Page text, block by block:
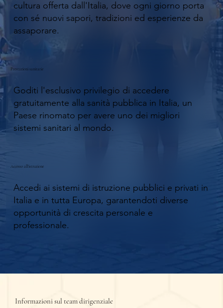
cultura offerta dall'Italia, dove ogni giorno porta
con sé nuovi sapori, tradizioni ed esperienze da
assaporare.
Prestazioni sanitarie
Goditi l'esclusivo privilegio di accedere
gratuitamente alla sanità pubblica in Italia, un
Paese rinomato per avere uno dei migliori
sistemi sanitari al mondo.
Accesso all'istruzione
Accedi ai sistemi di istruzione pubblici e privati ​​in
Italia e in tutta Europa, garantendoti diverse
opportunità di crescita personale e
professionale.
Informazioni sul team dirigenziale